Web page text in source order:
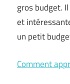
gros budget.
et
un petit
Comment